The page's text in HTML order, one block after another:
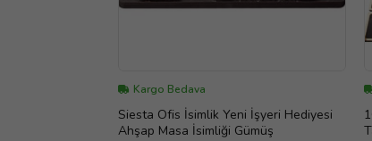
Kargo Bedava
Siesta Ofis İsimlik Yeni İşyeri Hediyesi
Ahşap Masa İsimliği Gümüş